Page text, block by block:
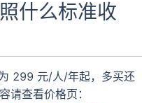
什么标准收
299 元/人/年起，多买还
请查看价格页：